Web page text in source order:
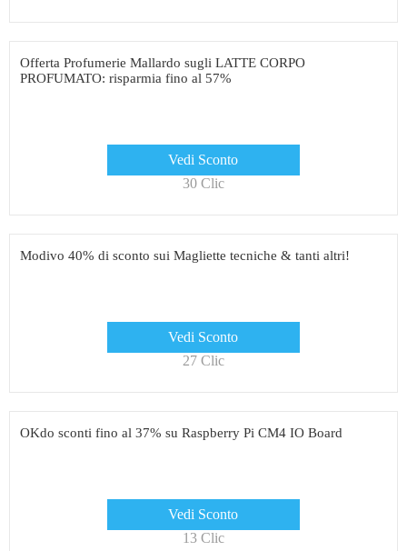
Offerta Profumerie Mallardo sugli LATTE CORPO
PROFUMATO: risparmia fino al 57%
Vedi Sconto
30 Clic
Modivo 40% di sconto sui Magliette tecniche & tanti altri!
Vedi Sconto
27 Clic
OKdo sconti fino al 37% su Raspberry Pi CM4 IO Board
Vedi Sconto
13 Clic